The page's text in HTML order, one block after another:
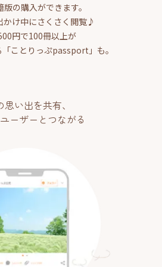
版の購入ができます。
かけ中にさくさく閲覧♪
円で100冊以上が
ことりっぷpassport」も。
思い出を共有、
ーザーとつながる